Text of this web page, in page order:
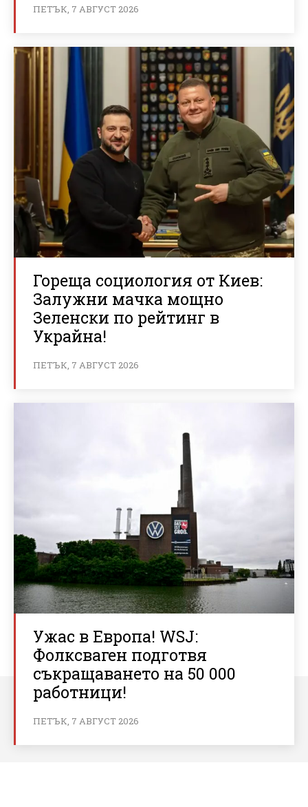
ПЕТЪК, 7 АВГУСТ 2026
Гореща социология от Киев:
Залужни мачка мощно
Зеленски по рейтинг в
Украйна!
ПЕТЪК, 7 АВГУСТ 2026
Ужас в Европа! WSJ:
Фолксваген подготвя
съкращаването на 50 000
работници!
ПЕТЪК, 7 АВГУСТ 2026